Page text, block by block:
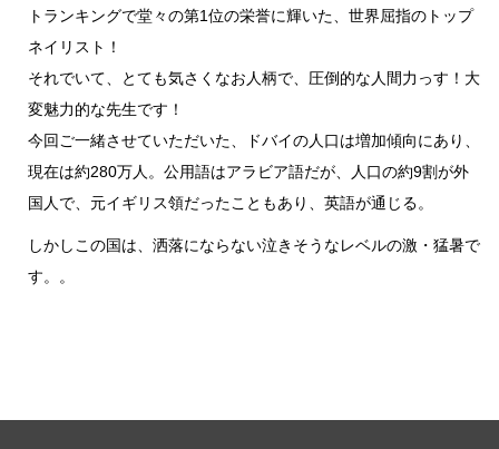
トランキングで堂々の第1位の栄誉に輝いた、世界屈指のトップ
ネイリスト！
それでいて、とても気さくなお人柄で、圧倒的な人間力っす！大
変魅力的な先生です！
今回ご一緒させていただいた、ドバイの人口は増加傾向にあり、
現在は約280万人。公用語はアラビア語だが、人口の約9割が外
国人で、元イギリス領だったこともあり、英語が通じる。
しかしこの国は、洒落にならない泣きそうなレベルの激・猛暑で
す。。